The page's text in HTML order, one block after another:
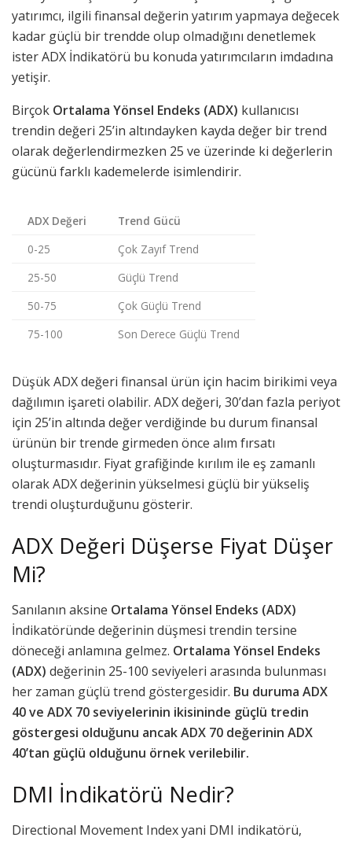
yatırımcı, ilgili finansal değerin yatırım yapmaya değecek
kadar güçlü bir trendde olup olmadığını denetlemek
ister ADX İndikatörü bu konuda yatırımcıların imdadına
yetişir.
Birçok Ortalama Yönsel Endeks (ADX) kullanıcısı
trendin değeri 25’in altındayken kayda değer bir trend
olarak değerlendirmezken 25 ve üzerinde ki değerlerin
gücünü farklı kademelerde isimlendirir.
ADX Değeri
Trend Gücü
0-25
Çok Zayıf Trend
25-50
Güçlü Trend
50-75
Çok Güçlü Trend
75-100
Son Derece Güçlü Trend
Düşük ADX değeri finansal ürün için hacim birikimi veya
dağılımın işareti olabilir. ADX değeri, 30’dan fazla periyot
için 25’in altında değer verdiğinde bu durum finansal
ürünün bir trende girmeden önce alım fırsatı
oluşturmasıdır. Fiyat grafiğinde kırılım ile eş zamanlı
olarak ADX değerinin yükselmesi güçlü bir yükseliş
trendi oluşturduğunu gösterir.
ADX Değeri Düşerse Fiyat Düşer
Mi?
Sanılanın aksine Ortalama Yönsel Endeks (ADX)
İndikatöründe değerinin düşmesi trendin tersine
döneceği anlamına gelmez. Ortalama Yönsel Endeks
(ADX) değerinin 25-100 seviyeleri arasında bulunması
her zaman güçlü trend göstergesidir. Bu duruma ADX
40 ve ADX 70 seviyelerinin ikisininde güçlü tredin
göstergesi olduğunu ancak ADX 70 değerinin ADX
40’tan güçlü olduğunu örnek verilebilir.
DMI İndikatörü Nedir?
Directional Movement Index yani DMI indikatörü,